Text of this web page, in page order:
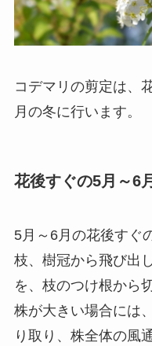
コデマリの剪定は、
月の冬に行います。
花後すぐの5月～6
5月～6月の花後すぐ
枝、樹冠から飛び出
を、枝のつけ根から
株が大きい場合には
り取り、株全体の風